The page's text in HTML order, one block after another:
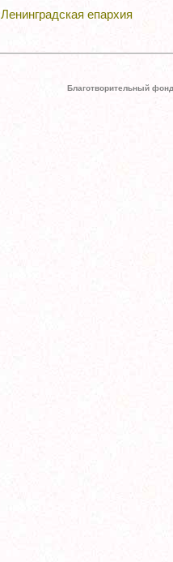
Ленинградская епархия
Благотворительный